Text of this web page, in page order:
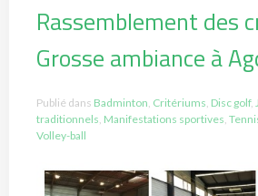
Rassemblement des
Grosse ambiance à
Publié dans Badminton Critériums Disc golf,
traditionnels Manifestations sportives
Volley-ball